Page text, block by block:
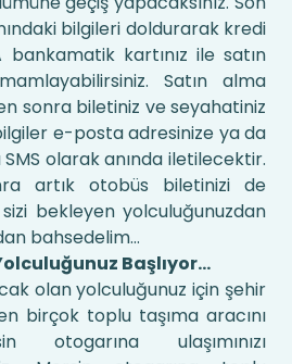
bilgileri doldurarak kredi
bankamatik kartınız ile satın
Satın alma
sonra biletiniz ve seyahatiniz
e-posta adresinize ya da
olarak anında iletilecektir.
artık otobüs biletinizi de
bekleyen yolculuğunuzdan
bahsedelim…
Başlıyor…
olan yolculuğunuz için şehir
birçok toplu taşıma aracını
otogarına ulaşımınızı